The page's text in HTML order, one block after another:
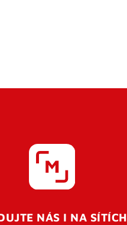
NÁS I NA SÍTÍCH